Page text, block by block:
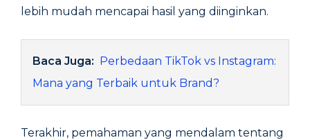
lebih mudah mencapai hasil yang diinginkan.
Baca Juga: Perbedaan TikTok vs Instagram:
Mana yang Terbaik untuk Brand?
Terakhir, pemahaman yang mendalam tentang